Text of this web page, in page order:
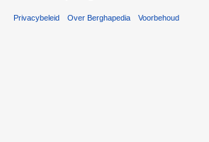
Privacybeleid Over Berghapedia Voorbehoud